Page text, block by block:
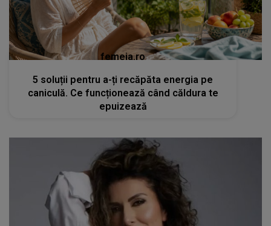
femeia.ro
5 soluții pentru a-ți recăpăta energia pe
caniculă. Ce funcționează când căldura te
epuizează